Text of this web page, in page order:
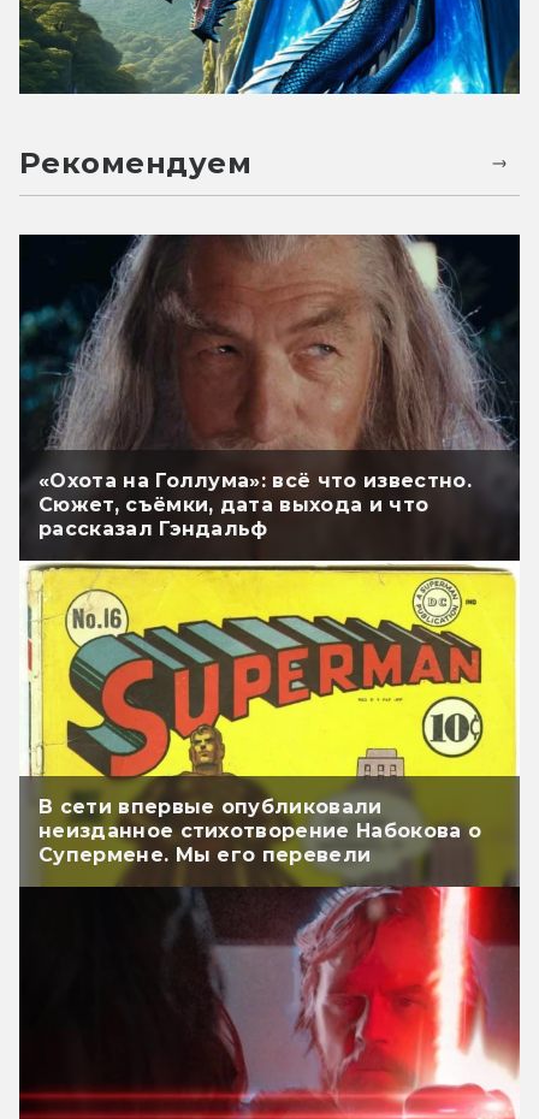
Рекомендуем
«Охота на Голлума»: всё что известно.
Сюжет, съёмки, дата выхода и что
рассказал Гэндальф
В сети впервые опубликовали
неизданное стихотворение Набокова о
Супермене. Мы его перевели